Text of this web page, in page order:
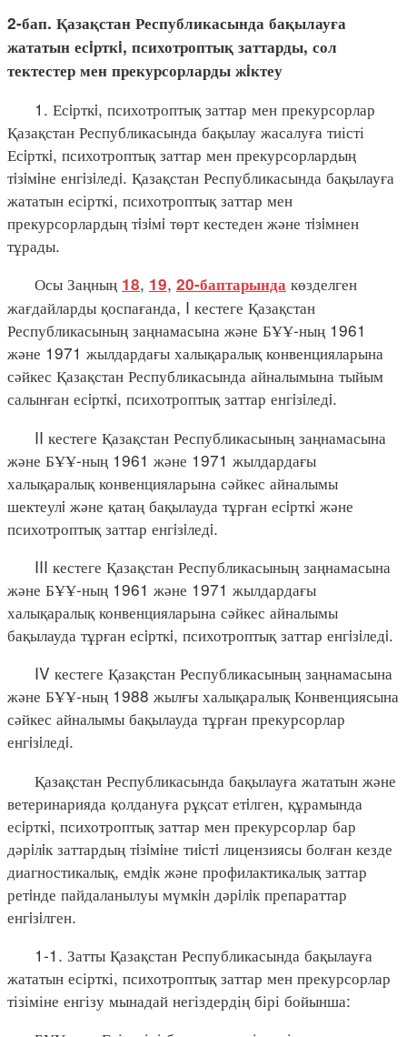
2-бап. Қазақстан Республикасында бақылауға
жататын есiрткi, психотроптық заттарды, сол
тектестер мен прекурсорларды жiктеу
1. Есiрткi, психотроптық заттар мен прекурсорлар
Қазақстан Республикасында бақылау жасалуға тиісті
Есiрткi, психотроптық заттар мен прекурсорлардың
тiзiмiне енгiзiледi. Қазақстан Республикасында бақылауға
жататын есірткі, психотроптық заттар мен
прекурсорлардың тiзiмi төрт кестеден және тiзiмнен
тұрады.
Осы Заңның 18, 19, 20-баптарында көзделген
жағдайларды қоспағанда, I кестеге Қазақстан
Республикасының заңнамасына және БҰҰ-ның 1961
және 1971 жылдардағы халықаралық конвенцияларына
сәйкес Қазақстан Республикасында айналымына тыйым
салынған есiрткi, психотроптық заттар енгiзiледi.
II кестеге Қазақстан Республикасының заңнамасына
және БҰҰ-ның 1961 және 1971 жылдардағы
халықаралық конвенцияларына сәйкес айналымы
шектеулi және қатаң бақылауда тұрған есiрткi және
психотроптық заттар енгiзiледi.
III кестеге Қазақстан Республикасының заңнамасына
және БҰҰ-ның 1961 және 1971 жылдардағы
халықаралық конвенцияларына сәйкес айналымы
бақылауда тұрған есiрткi, психотроптық заттар енгiзiледi.
IV кестеге Қазақстан Республикасының заңнамасына
және БҰҰ-ның 1988 жылғы халықаралық Конвенциясына
сәйкес айналымы бақылауда тұрған прекурсорлар
енгiзiледi.
Қазақстан Республикасында бақылауға жататын және
ветеринарияда қолдануға рұқсат етiлген, құрамында
есiрткi, психотроптық заттар мен прекурсорлар бар
дәрiлiк заттардың тiзiмiне тиiстi лицензиясы болған кезде
диагностикалық, емдiк және профилактикалық заттар
ретiнде пайдаланылуы мүмкiн дәрiлiк препараттар
енгiзiлген.
1-1. Затты Қазақстан Республикасында бақылауға
жататын есірткі, психотроптық заттар мен прекурсорлар
тізіміне енгізу мынадай негіздердің бірі бойынша: